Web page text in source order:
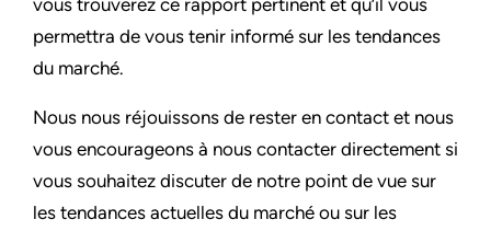
permettra de vous tenir informé sur les tendances
du marché.
Nous nous réjouissons de rester en contact et nous
vous encourageons à nous contacter directement si
vous souhaitez discuter de notre point de vue sur
les tendances actuelles du marché ou sur les